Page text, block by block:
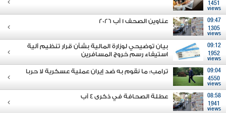
1451
views
09:47
1305
views
عناوين الصحف 1 آب 2026
09:12
1952
views
بيان توضيحي لوزارة المالية بشأن قرار تنظيم آلية
استيفاء رسم خروج المسافرين
09:04
4550
views
ترامب: ما نقوم به ضد إيران عملية عسكرية لا حربا
08:58
1941
views
عطلة الصحافة في ذكرى ٤ آب